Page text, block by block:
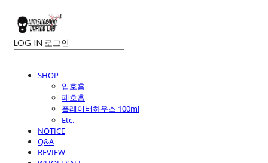
LOG IN 로그인
SHOP
입호흡
폐호흡
플레이버하우스 100ml
Etc.
NOTICE
Q&A
REVIEW